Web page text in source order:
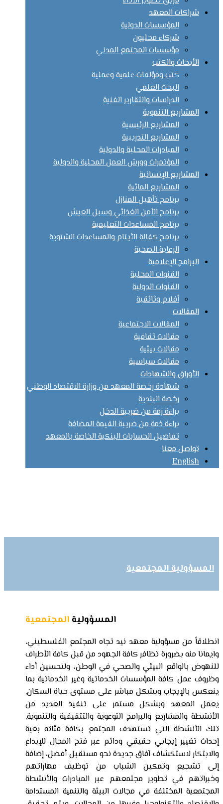
شراكات المعهد
المؤسسات الدولية
شركاء محليون
مؤسسات المجتمع المدني
الأبحاث والكتب
كتب ومؤلفات علمية وعملية
البحث العلمي
الدراسات والتقارير الفنية
المشاريع التنموية
المشاريع الرئيسية
المشاريع التدريبية
المبادرات المحلية والدولية
المؤتمرات وورش العمل المحلية والدولية
المشاريع الإنسانية
المشاريع المائية
برنامج تأهيل المنازل
برنامج الأمن الغذائي وسبل العيش
برنامج المساعدات التعليمية
برنامج كفالة الأيتام والمساعدات الشتوية
الرعاية الصحية
البرامج الإعلامية
القنوات المحلية
القنوات الدولية
أفلام وثائقية
المقالات
المقالات الاجتماعية
مقالات ثقافية
مقالات بيئية
مقالات سياسية
الأوراق والشهادات
شهادة رخصة المعهد من وزارة الاقتصاد الوطني
رخصة البلدية
براءة زمة من ضريبة الدخل
براءة ذمة من ضريبة القيمة المضافة
تفاصيل الحسابات البنكية الخاصة بالمعهد
تواصل معنا
English
المسؤولية المجتمعية
المسؤولية المجتمعية
انطلاقاً من مسؤولية معهد نيد تجاه المجتمع الفلسطيني،
وايمانا منه بضرورة تظافر كافة الجهود من قبل كافة الأطراف
للنهوض بالواقع البيئي والصحي في الوطن، ولتحسين أداء
وظروف عمل كافة المؤسسات الخدماتية وغير الخدماتية بما
ينعكس بالإيجاب وبشكل مباشر على مستوى حياة السكان,
يعمل المعهد وبشكل مستمر على تنفيذ العديد من
الأنشطة والمشاريع والبرامج التوعوية والتثقيفية والتنموية,
تلك الأنشطة التي تستهدف المجتمع بكافة فئاته بغية
إحداث تغيير إيجابي حقيقي ودائم عبر فتح المجال للإبداع
والابتكار لاستكشاف آفاق جديدة نحو مستقبل أفضل، إضافة
إلى تشجيع وتمكين الشباب من توظيف مهاراتهم
وخبراتهم في تطوير مجتمعهم عبر المبادرات والأنشطة
المجتمعية المختلفة في مجالات البيئة والتنمية المستدامة